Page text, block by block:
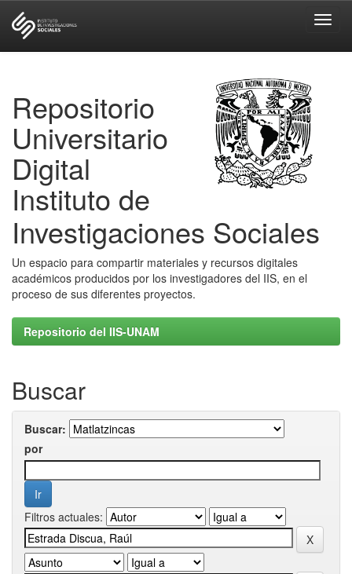
Repositorio
Universitario
Digital
Instituto de
Investigaciones Sociales
Un espacio para compartir materiales y recursos digitales
académicos producidos por los investigadores del IIS, en el
proceso de sus diferentes proyectos.
Repositorio del IIS-UNAM
Buscar
Buscar:
por
Filtros actuales: